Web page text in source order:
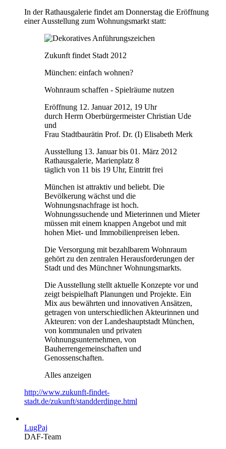
In der Rathausgalerie findet am Donnerstag die Eröffnung
einer Ausstellung zum Wohnungsmarkt statt:
Zukunft findet Stadt 2012
München: einfach wohnen?
Wohnraum schaffen - Spielräume nutzen
Eröffnung 12. Januar 2012, 19 Uhr
durch Herrn Oberbürgermeister Christian Ude
und
Frau Stadtbaurätin Prof. Dr. (I) Elisabeth Merk
Ausstellung 13. Januar bis 01. März 2012
Rathausgalerie, Marienplatz 8
täglich von 11 bis 19 Uhr, Eintritt frei
München ist attraktiv und beliebt. Die
Bevölkerung wächst und die
Wohnungsnachfrage ist hoch.
Wohnungssuchende und Mieterinnen und Mieter
müssen mit einem knappen Angebot und mit
hohen Miet- und Immobilienpreisen leben.
Die Versorgung mit bezahlbarem Wohnraum
gehört zu den zentralen Herausforderungen der
Stadt und des Münchner Wohnungsmarkts.
Die Ausstellung stellt aktuelle Konzepte vor und
zeigt beispielhaft Planungen und Projekte. Ein
Mix aus bewährten und innovativen Ansätzen,
getragen von unterschiedlichen Akteurinnen und
Akteuren: von der Landeshauptstadt München,
von kommunalen und privaten
Wohnungsunternehmen, von
Bauherrengemeinschaften und
Genossenschaften.
Alles anzeigen
http://www.zukunft-findet-
stadt.de/zukunft/standderdinge.html
LugPaj
DAF-Team